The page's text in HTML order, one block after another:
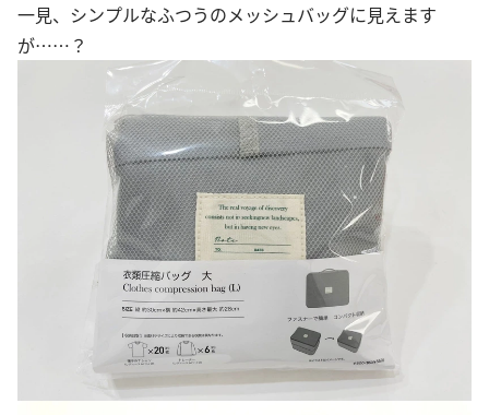
一見、シンプルなふつうのメッシュバッグに見えます
が……？